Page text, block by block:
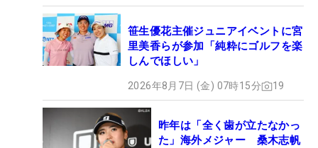
笹生優花主催ジュニアイベントに宮
里美香らが参加「純粋にゴルフを楽
しんでほしい」
2026年8月7日 (金) 07時15分 19
昨年は「全く歯が立たなかっ
た」海外メジャー 桑木志帆